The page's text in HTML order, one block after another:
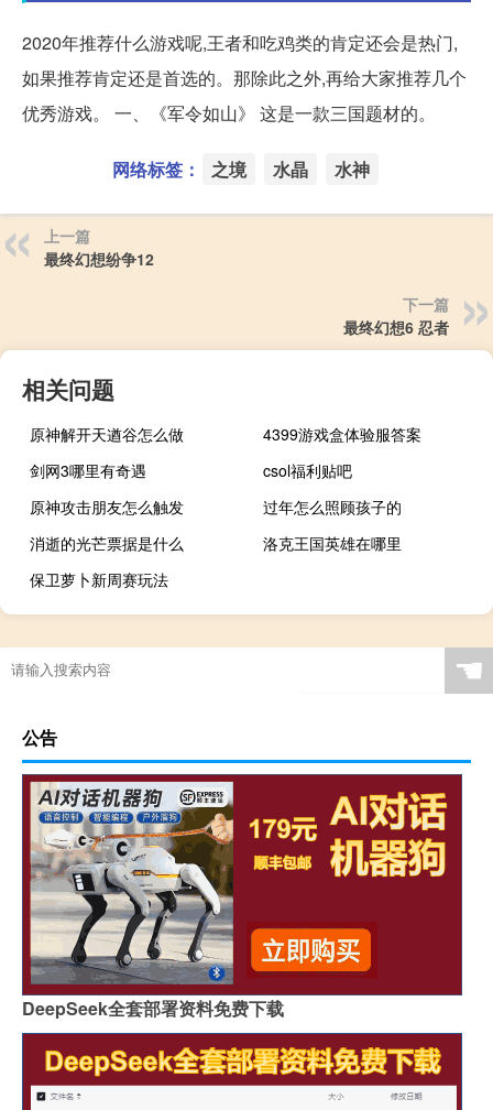
2020年推荐什么游戏呢,王者和吃鸡类的肯定还会是热门,
如果推荐肯定还是首选的。那除此之外,再给大家推荐几个
优秀游戏。 一、《军令如山》 这是一款三国题材的。
网络标签： 之境 水晶 水神
上一篇
最终幻想纷争12
下一篇
最终幻想6 忍者
相关问题
原神解开天遒谷怎么做
4399游戏盒体验服答案
剑网3哪里有奇遇
csol福利贴吧
原神攻击朋友怎么触发
过年怎么照顾孩子的
消逝的光芒票据是什么
洛克王国英雄在哪里
保卫萝卜新周赛玩法
☚
公告
DeepSeek全套部署资料免费下载